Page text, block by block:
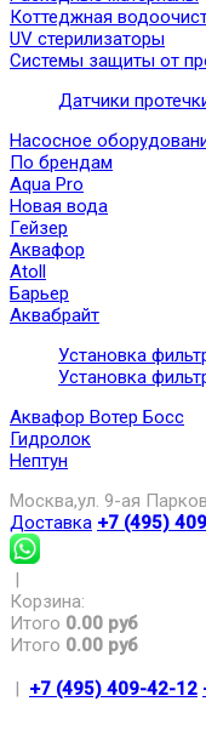
Коттеджная
UV стерилизаторы
Системы защиты от
Датчики
Насосное
По брендам
Aqua Pro
Новая вода
Гейзер
Аквафор
Atoll
Барьер
Аквабрайт
Установка
Установка
Аквафор Вотер Босс
Гидролок
Нептун
Москва,ул. 9-ая
Доставка +7 (495)
|
Корзина:
Итого 0.00 руб
Итого 0.00 руб
| +7 (495) 409-42-12